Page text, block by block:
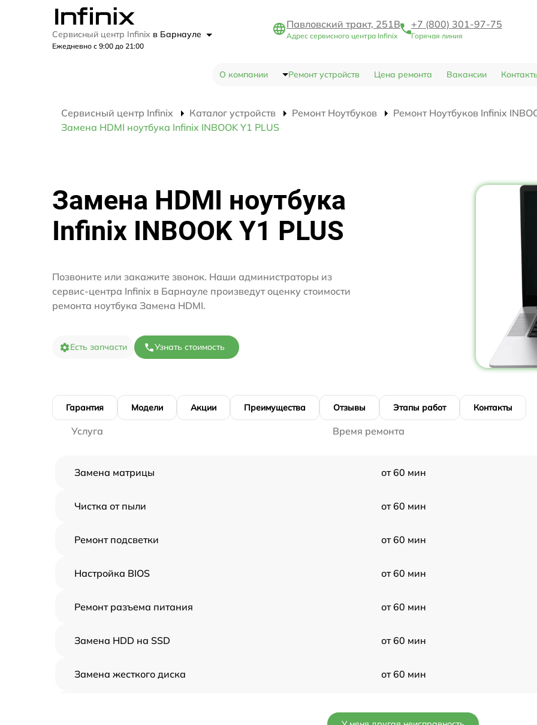
Сервисный центр Infinix в Барнауле
Ежедневно с 9:00 до 21:00
Павловский тракт, 251В
Адрес сервисного центра Infinix
+7 (800) 301-97-75
Горячая линия
О компании Ремонт устройств Цена ремонта Вакансии
Сервисный центр Infinix Каталог устройств Ремонт Ноутбуков
Ремонт Ноутбуков Infinix
Замена HDMI ноутбука Infinix INBOOK Y1 PLUS
Замена HDMI ноутбука
Infinix INBOOK Y1 PLUS
Позвоните или закажите звонок. Наши администраторы из
сервис-центра Infinix в Барнауле произведут оценку стоимости
ремонта ноутбука Замена HDMI.
Есть запчасти Узнать стоимость
Гарантия Модели Акции Преимущества Отзывы Этапы работ Контакты
Услуга Время ремонта
Замена матрицы от 60 мин
Чистка от пыли от 60 мин
Ремонт подсветки от 60 мин
Настройка BIOS от 60 мин
Ремонт разъема питания от 60 мин
Замена HDD на SSD от 60 мин
Замена жесткого диска от 60 мин